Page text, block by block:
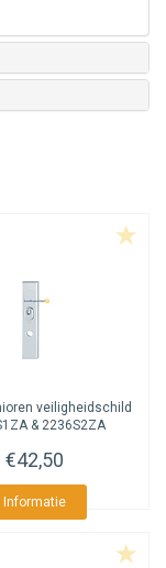
veiligheidschild
& 2236S2ZA
€42,50
Informatie